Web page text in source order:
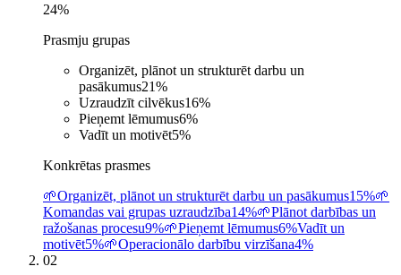
24%
Prasmju grupas
Organizēt, plānot un strukturēt darbu un
pasākumus21%
Uzraudzīt cilvēkus16%
Pieņemt lēmumus6%
Vadīt un motivēt5%
Konkrētas prasmes
🌱Organizēt, plānot un strukturēt darbu un pasākumus15%🌱
Komandas vai grupas uzraudzība14%🌱Plānot darbības un
ražošanas procesu9%🌱Pieņemt lēmumus6%Vadīt un
motivēt5%🌱Operacionālo darbību virzīšana4%
02